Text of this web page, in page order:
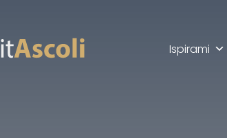
Ispirami